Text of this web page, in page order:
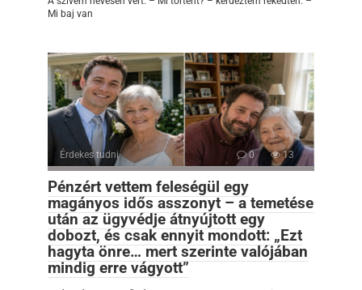
Mi baj van
Érdekes tudni 0 13
Pénzért vettem feleségül egy
magányos idős asszonyt – a temetése
után az ügyvédje átnyújtott egy
dobozt, és csak ennyit mondott: „Ezt
hagyta önre… mert szerinte valójában
mindig erre vágyott”